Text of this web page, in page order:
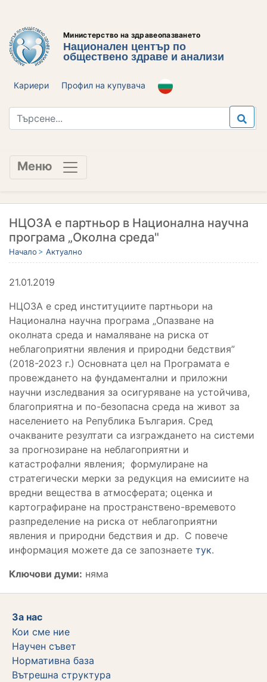
Министерство на здравеопазването
Национален център по
обществено здраве и анализи
Кариери Профил на купувача
Меню
НЦОЗА е партньор в Национална научна
програма „Околна среда"
Начало Актуално
21.01.2019
НЦОЗА е сред институциите партньори на
Национална научна програма „Опазване на
околната среда и намаляване на риска от
неблагоприятни явления и природни бедствия”
(2018-2023 г.) Основната цел на Програмата е
провеждането на фундаментални и приложни
научни изследвания за осигуряване на устойчива,
благоприятна и по-безопасна среда на живот за
населението на Република България. Сред
очакваните резултати са изграждането на системи
за прогнозиране на неблагоприятни и
катастрофални явления; формулиране на
стратегически мерки за редукция на емисиите на
вредни вещества в атмосферата; оценка и
картографиране на пространствено-времевото
разпределение на риска от неблагоприятни
явления и природни бедствия и др. С повече
информация можете да се запознаете тук.
Ключови думи: няма
За нас
Кои сме ние
Научен съвет
Нормативна база
Вътрешна структура